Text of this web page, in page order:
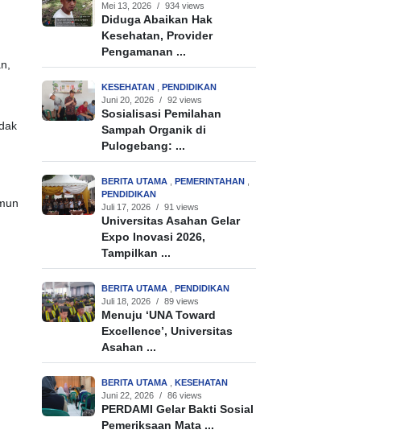
Mei 13, 2026
/ 934 views
Diduga Abaikan Hak
Kesehatan, Provider
Pengamanan ...
KESEHATAN , PENDIDIKAN
Juni 20, 2026
/ 92 views
Sosialisasi Pemilahan
Sampah Organik di
Pulogebang: ...
BERITA UTAMA , PEMERINTAHAN ,
PENDIDIKAN
Juli 17, 2026
/ 91 views
Universitas Asahan Gelar
Expo Inovasi 2026,
Tampilkan ...
BERITA UTAMA , PENDIDIKAN
Juli 18, 2026
/ 89 views
Menuju ‘UNA Toward
Excellence’, Universitas
Asahan ...
BERITA UTAMA , KESEHATAN
Juni 22, 2026
/ 86 views
PERDAMI Gelar Bakti Sosial
Pemeriksaan Mata ...